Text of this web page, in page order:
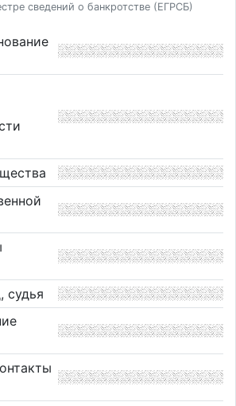
сведений о банкротстве (ЕГРСБ)
судья